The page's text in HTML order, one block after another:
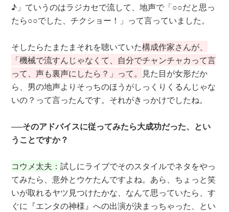
♪」ていうのはラジカセで流して、地声で「○○だと思っ
たら○○でした、チクショー！」って言っていました。
そしたらたまたまそれを聴いていた構成作家さんが、
「機械で流すんじゃなくて、自分でチャンチャカって言
って、声も裏声にしたら？」って。
見た目が女形だか
ら、男の地声よりそっちのほうがしっくりくるんじゃな
いの？って言ったんです。それがきっかけでしたね。
──そのアドバイスに従ってみたら大成功だった、とい
うことですか？
コウメ太夫：試しにライブでそのスタイルでネタをやっ
てみたら、意外とウケたんですよね。あら、ちょっと笑
いが取れるヤツ見つけたかな、なんて思っていたら、す
ぐに『エンタの神様』への出演が決まっちゃった、とい